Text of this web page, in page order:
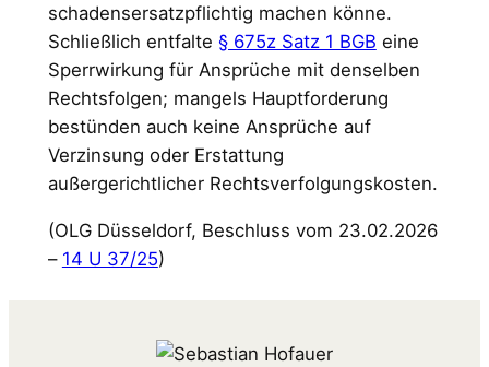
schadensersatzpflichtig machen könne.
Schließlich entfalte § 675z Satz 1 BGB eine
Sperrwirkung für Ansprüche mit denselben
Rechtsfolgen; mangels Hauptforderung
bestünden auch keine Ansprüche auf
Verzinsung oder Erstattung
außergerichtlicher Rechtsverfolgungskosten.
(OLG Düsseldorf, Beschluss vom 23.02.2026
– 14 U 37/25)